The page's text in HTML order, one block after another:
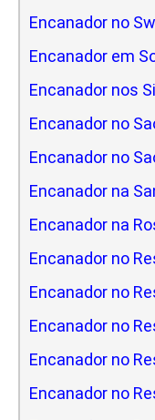
Encanador no
Encanador em
Encanador nos
Encanador no
Encanador no
Encanador na
Encanador na
Encanador no
Encanador no
Encanador no
Encanador no
Encanador no